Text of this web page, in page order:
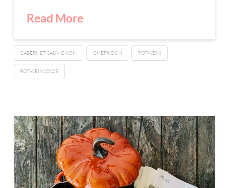
Read More
CABERNET SAUVIGNON CHEFKOCH ROTWEIN
ROTWEINSOSSE